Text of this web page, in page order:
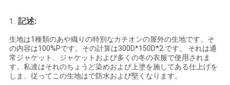
ニ
ュ
ー
1 . 記述:
生地は1種類のあや織りの特別なカチオンの屋外の生地です。そ
の内容は100%Pです。その計算は300D*150D*2.です。 それは通
常ジャケット、ジャケットおよび多くの冬の衣服で使用されま
す。私達はそれのちょうど染めおよび上塗を施してある仕上げを
しま、従ってこの生地はで防水および堅くなります。